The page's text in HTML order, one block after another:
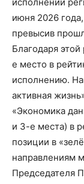
июня 2026 года,
превысив
Благодаря
е место в
исполнению.
активная
«Экономика
и 3-е места) в
позиции в
направлениям
Председателя